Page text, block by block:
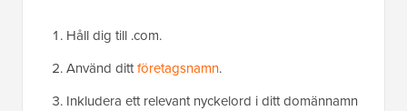
Håll dig till .com.
Använd dittföretagsnamn.
Inkludera ett relevant nyckelord i ditt domännamn